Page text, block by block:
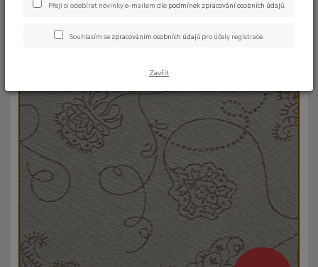
Ubrus magnolia 140x140cm -
hnědý
Přeji si odebírat novinky e-mailem dle podmínek zpracování osobních údajů.
Souhlasím se zpracováním osobních údajů pro účely registrace.
Zavřít